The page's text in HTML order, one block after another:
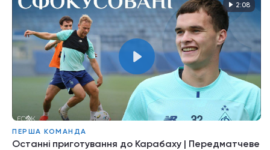
2:08
ПЕРША КОМАНДА
Останні приготування до Карабаху | Передматчеве